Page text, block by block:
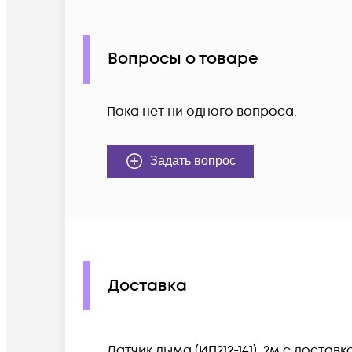
Вопросы о товаре
Пока нет ни одного вопроса.
Задать вопрос
Доставка